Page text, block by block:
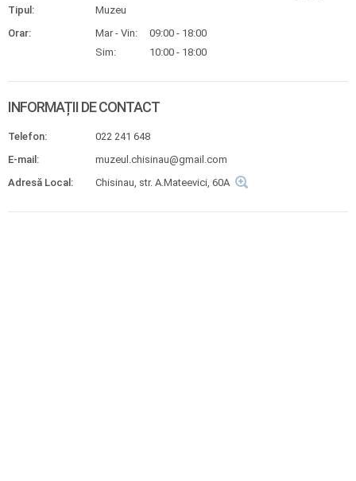
Tipul:
Muzeu
Orar:
Mar - Vin:
09:00 - 18:00
Sim:
10:00 - 18:00
INFORMAȚII DE CONTACT
Telefon:
022 241 648
E-mail:
muzeul.chisinau@gmail.com
Adresă Local:
Chisinau, str. A.Mateevici, 60A